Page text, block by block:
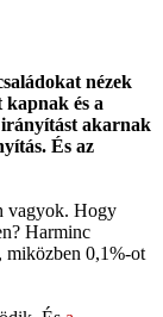
nézek
és a
irányítást akarnak
És az
vagyok. Hogy
Harminc
miközben 0,1%-ot